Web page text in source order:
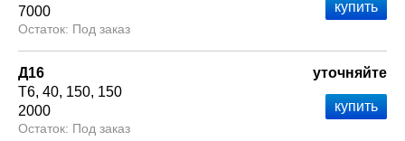
7000
Под заказ
Д16
Т6 40 150 150
2000
Под заказ
уточняйте